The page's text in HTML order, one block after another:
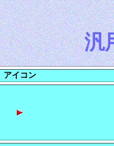
汎
アイコン